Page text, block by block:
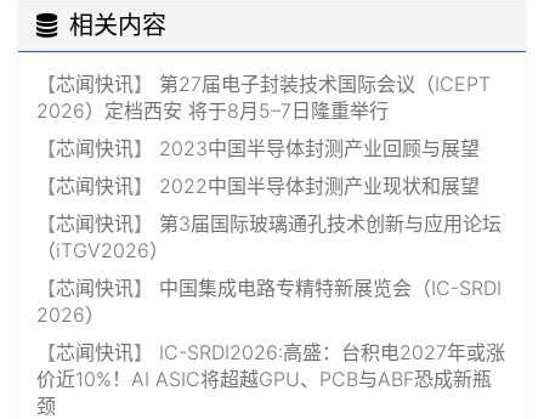
相关内容
【芯闻快讯】 第27届电子封装技术国际会议（ICEPT
2026）定档西安 将于8月5–7日隆重举行
【芯闻快讯】 2023中国半导体封测产业回顾与展望
【芯闻快讯】 2022中国半导体封测产业现状和展望
【芯闻快讯】 第3届国际玻璃通孔技术创新与应用论坛
（iTGV2026）
【芯闻快讯】 中国集成电路专精特新展览会（IC-SRDI
2026）
【芯闻快讯】 IC-SRDI2026:高盛：台积电2027年或涨
价近10%！AI ASIC将超越GPU、PCB与ABF恐成新瓶
颈